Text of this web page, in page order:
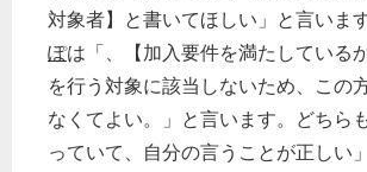
対象者】と書いてほしい」と言います
ぽは「、【加入要件を満たしている
を行う対象に該当しないため、この
なくてよい。」と言います。どちら
っていて、自分の言うことが正しい